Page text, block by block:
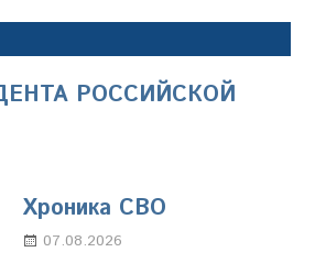
РОССИЙСКОЙ
Хроника СВО
07.08.2026